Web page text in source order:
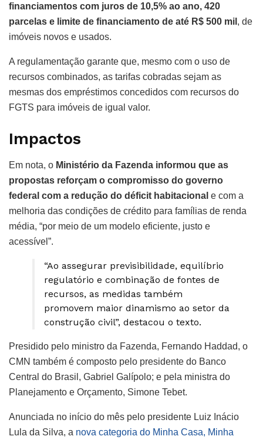
financiamentos com juros de 10,5% ao ano, 420
parcelas e limite de financiamento de até R$ 500 mil , de
imóveis novos e usados.
A regulamentação garante que, mesmo com o uso de
recursos combinados, as tarifas cobradas sejam as
mesmas dos empréstimos concedidos com recursos do
FGTS para imóveis de igual valor.
Impactos
Em nota, o Ministério da Fazenda informou que as
propostas reforçam o compromisso do governo
federal com a redução do déficit habitacional e com a
melhoria das condições de crédito para famílias de renda
média, “por meio de um modelo eficiente, justo e
acessível”.
“Ao assegurar previsibilidade, equilíbrio
regulatório e combinação de fontes de
recursos, as medidas também
promovem maior dinamismo ao setor da
construção civil”, destacou o texto.
Presidido pelo ministro da Fazenda, Fernando Haddad, o
CMN também é composto pelo presidente do Banco
Central do Brasil, Gabriel Galípolo; e pela ministra do
Planejamento e Orçamento, Simone Tebet.
Anunciada no início do mês pelo presidente Luiz Inácio
Lula da Silva, a nova categoria do Minha Casa, Minha